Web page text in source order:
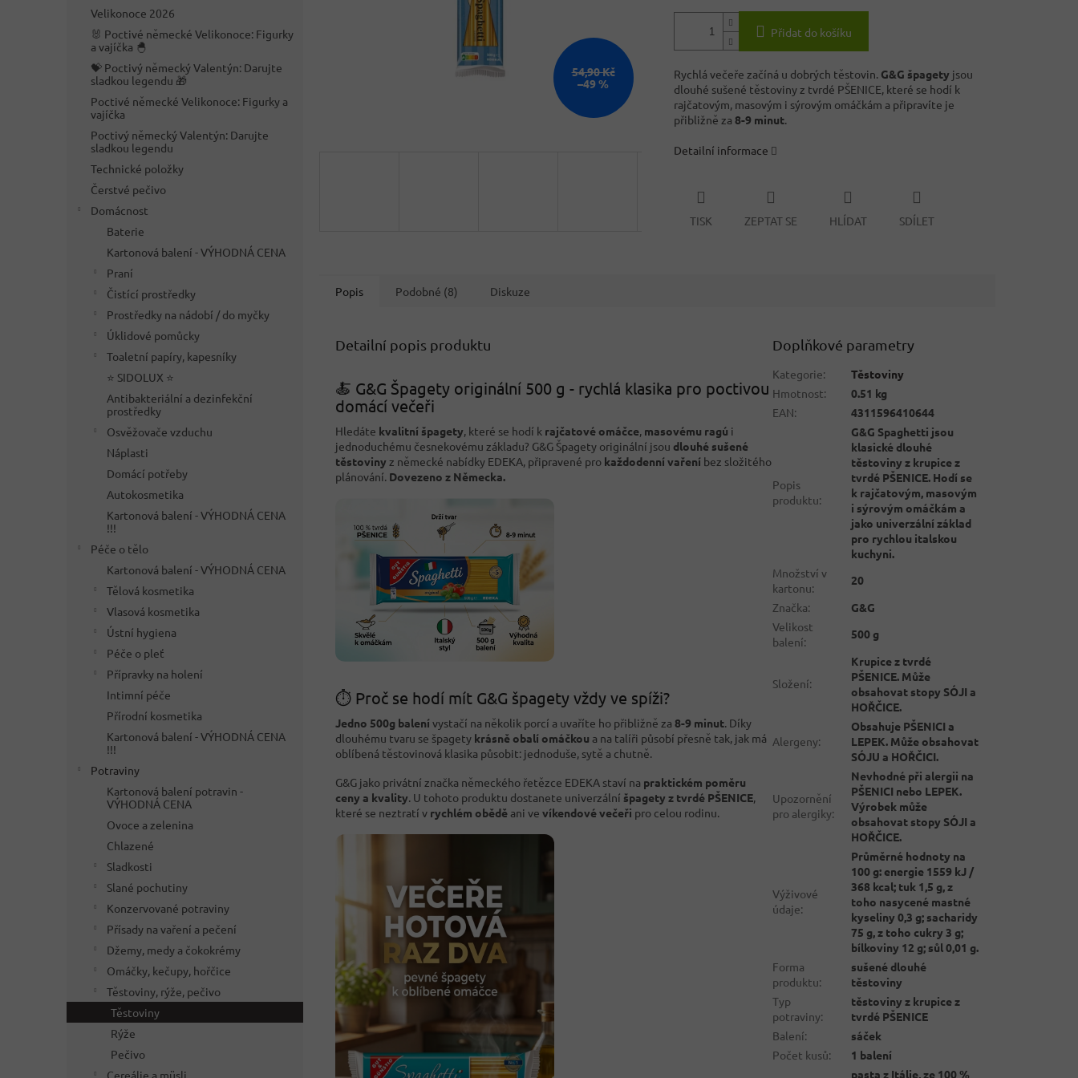
Velikonoce 2026
🐰 Poctivé německé Velikonoce: Figurky
a vajíčka 🐣
💝 Poctivý německý Valentýn: Darujte
sladkou legendu 🎁
Poctivé německé Velikonoce: Figurky a
vajíčka
Poctivý německý Valentýn: Darujte
sladkou legendu
Technické položky
Čerstvé pečivo
Domácnost
Baterie
Kartonová balení - VÝHODNÁ CENA
Praní
Čistící prostředky
Prostředky na nádobí / do myčky
Úklidové pomůcky
Toaletní papíry, kapesníky
⭐ SIDOLUX ⭐
Antibakteriální a dezinfekční
prostředky
Osvěžovače vzduchu
Náplasti
Domácí potřeby
Autokosmetika
Kartonová balení - VÝHODNÁ CENA
!!!
Péče o tělo
Kartonová balení - VÝHODNÁ CENA
Tělová kosmetika
Vlasová kosmetika
Ústní hygiena
Péče o pleť
Přípravky na holení
Intimní péče
Přírodní kosmetika
Kartonová balení - VÝHODNÁ CENA
!!!
Potraviny
Kartonová balení potravin -
VÝHODNÁ CENA
Ovoce a zelenina
Chlazené
Sladkosti
Slané pochutiny
Konzervované potraviny
Přísady na vaření a pečení
Džemy, medy a čokokrémy
Omáčky, kečupy, hořčice
Těstoviny, rýže, pečivo
Těstoviny
Rýže
Pečivo
Cereálie a müsli
54,90 Kč
–49 %
Přidat do košíku
Rychlá večeře začíná u dobrých těstovin. G&G špagety jsou
dlouhé sušené těstoviny z tvrdé PŠENICE, které se hodí k
rajčatovým, masovým i sýrovým omáčkám a připravíte je
přibližně za 8-9 minut.
Detailní informace
TISK ZEPTAT SE HLÍDAT SDÍLET
Popis Podobné (8) Diskuze
Detailní popis produktu
🍝 G&G Špagety originální 500 g - rychlá klasika pro poctivou
domácí večeři
Hledáte kvalitní špagety, které se hodí k rajčatové omáčce, masovému ragú i
jednoduchému česnekovému základu? G&G Špagety originální jsou dlouhé sušené
těstoviny z německé nabídky EDEKA, připravené pro každodenní vaření bez složitého
plánování. Dovezeno z Německa.
⏱️ Proč se hodí mít G&G špagety vždy ve spíži?
Jedno 500g balení vystačí na několik porcí a uvaříte ho přibližně za 8-9 minut. Díky
dlouhému tvaru se špagety krásně obalí omáčkou a na talíři působí přesně tak, jak má
oblíbená těstovinová klasika působit: jednoduše, sytě a chutně.
G&G jako privátní značka německého řetězce EDEKA staví na praktickém poměru
ceny a kvality. U tohoto produktu dostanete univerzální špagety z tvrdé PŠENICE,
které se neztratí v rychlém obědě ani ve víkendové večeři pro celou rodinu.
Doplňkové parametry
Kategorie:
Těstoviny
Hmotnost:
0.51 kg
EAN: 4311596410644
Popis
produktu:
G&G Spaghetti jsou
klasické dlouhé
těstoviny z krupice z
tvrdé PŠENICE. Hodí se
k rajčatovým, masovým
i sýrovým omáčkám a
jako univerzální základ
pro rychlou italskou
kuchyni.
Množství v
kartonu:
20
Značka:
G&G
Velikost
balení:
500 g
Složení:
Krupice z tvrdé
PŠENICE. Může
obsahovat stopy SÓJI a
HOŘČICE.
Alergeny:
Obsahuje PŠENICI a
LEPEK. Může obsahovat
SÓJU a HOŘČICI.
Upozornění
pro alergiky:
Nevhodné při alergii na
PŠENICI nebo LEPEK.
Výrobek může
obsahovat stopy SÓJI a
HOŘČICE.
Výživové
údaje:
Průměrné hodnoty na
100 g: energie 1559 kJ /
368 kcal; tuk 1,5 g, z
toho nasycené mastné
kyseliny 0,3 g; sacharidy
75 g, z toho cukry 3 g;
bílkoviny 12 g; sůl 0,01 g.
Forma
produktu:
sušené dlouhé
těstoviny
Typ
potraviny:
těstoviny z krupice z
tvrdé PŠENICE
Balení:
sáček
Počet kusů: 1 balení
pasta z Itálie, ze 100 %